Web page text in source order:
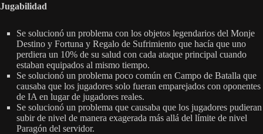
Jugabilidad
Se solucionó un problema con los objetos legendarios del Monje
Destino y Fortuna y Regalo de Sufrimiento que hacía que uno
perdiera un 10% de su salud con cada ataque principal cuando
estaban equipados al mismo tiempo.
Se solucionó un problema poco común en Campo de Batalla que
causaba que los jugadores solo fueran emparejados con oponentes
de IA en lugar de jugadores reales.
Se solucionó un problema que causaba que los jugadores pudieran
subir de nivel de manera exagerada más allá del límite de nivel
Paragón del servidor.